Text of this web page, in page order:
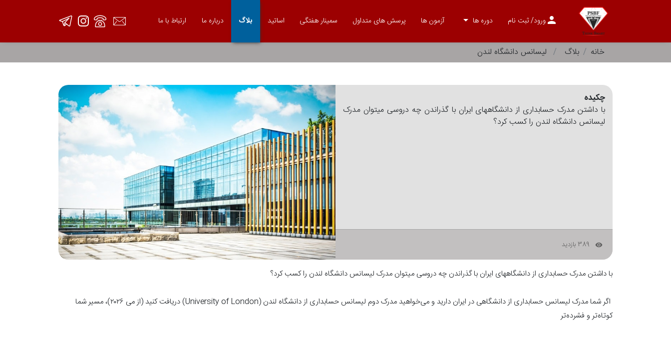
personورود/ ثبت نام دوره ها arrow_drop_down آزمون ها پرسش های متداول سمینار هفتگی اساتید بلاگ درباره ما ارتباط با ما
خانه بلاگ لیسانس دانشگاه لندن
چکیده
با داشتن مدرک حسابداری از دانشگاههای ایران با گذراندن چه دروسی میتوان مدرک
لیسانس دانشگاه لندن را کسب کرد؟
remove_red_eye 389 بازدید
با داشتن مدرک حسابداری از دانشگاههای ایران با گذراندن چه دروسی میتوان مدرک لیسانس دانشگاه لندن را کسب کرد؟
اگر شما مدرک لیسانس حسابداری از دانشگاهی در ایران دارید و می‌خواهید مدرک دوم لیسانس حسابداری از دانشگاه لندن (University of London) دریافت کنید (از می ۲۰۲۶)، مسیر شما
کوتاه‌تر و فشرده‌تر